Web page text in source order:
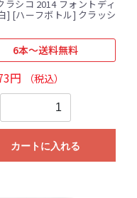
ラシコ 2014 フォントディ
] [ハーフボトル] クラッシ
6本～送料無料
円 （税込）
カートに入れる